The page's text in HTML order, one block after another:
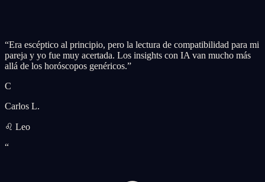
“Era escéptico al principio, pero la lectura de compatibilidad para mi
pareja y yo fue muy acertada. Los insights con IA van mucho más
allá de los horóscopos genéricos.”
C
Carlos L.
♌ Leo
“